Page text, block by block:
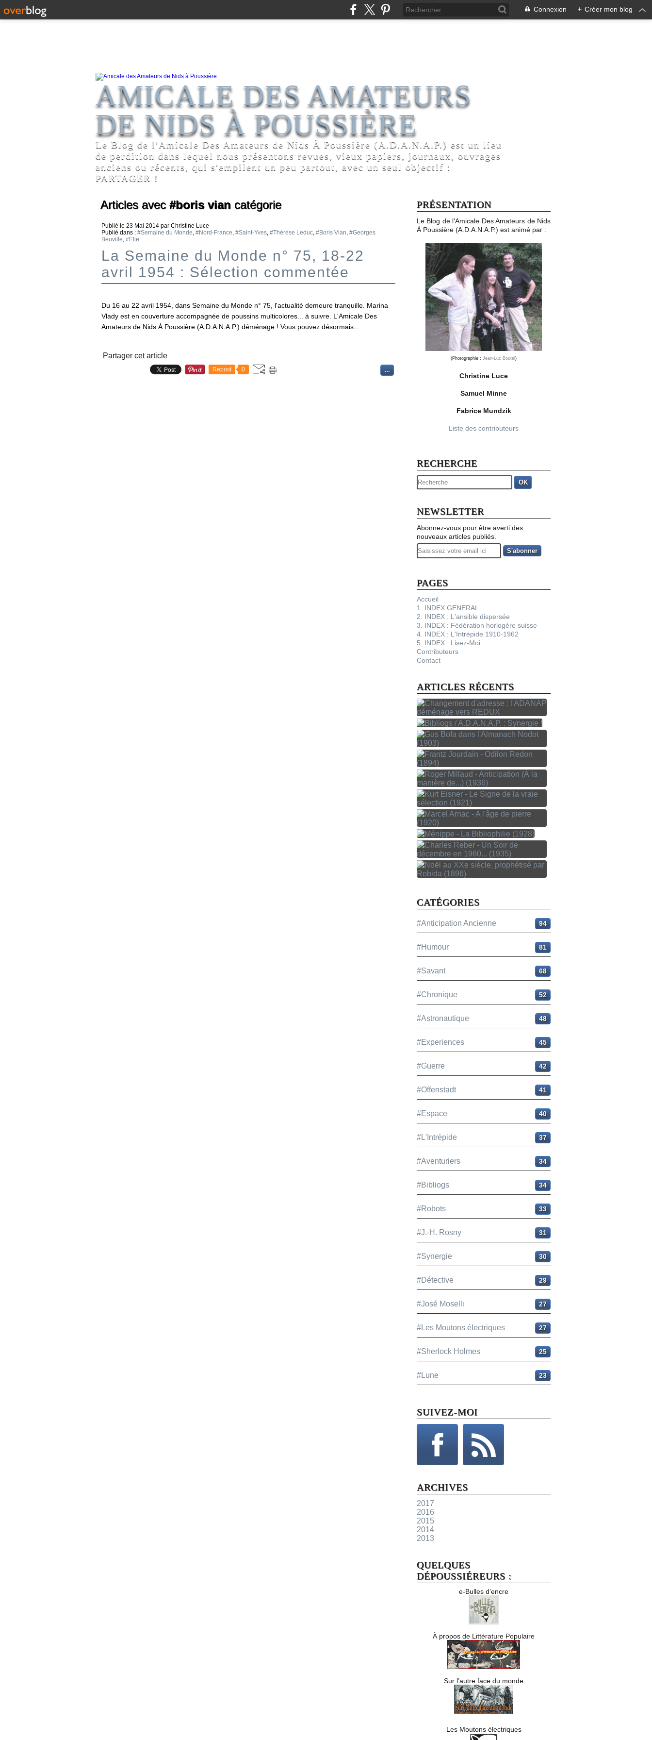
Connexion + Créer mon blog
AMICALE DES AMATEURS
DE NIDS À POUSSIÈRE
Le Blog de l'Amicale Des Amateurs de Nids À Poussière (A.D.A.N.A.P.) est un lieu
de perdition dans lequel nous présentons revues, vieux papiers, journaux, ouvrages
anciens ou récents, qui s'empilent un peu partout, avec un seul objectif :
PARTAGER !
Articles avec #boris vian catégorie
Publié le 23 Mai 2014 par Christine Luce
Publié dans : #Semaine du Monde, #Nord-France, #Saint-Yves, #Thérèse Leduc, #Boris Vian, #Georges
Beuville, #Elie
La Semaine du Monde n° 75, 18-22
avril 1954 : Sélection commentée
Du 16 au 22 avril 1954, dans Semaine du Monde n° 75, l'actualité demeure tranquille. Marina
Vlady est en couverture accompagnée de poussins multicolores... à suivre. L'Amicale Des
Amateurs de Nids À Poussière (A.D.A.N.A.P.) déménage ! Vous pouvez désormais...
Partager cet article
Repost 0 …
PRÉSENTATION
Le Blog de l'Amicale Des Amateurs de Nids
À Poussière (A.D.A.N.A.P.) est animé par :
(Photographie : Jean-Luc Boutel )
Christine Luce
Samuel Minne
Fabrice Mundzik
Liste des contributeurs
RECHERCHE
OK
NEWSLETTER
Abonnez-vous pour être averti des
nouveaux articles publiés.
Email
PAGES
Accueil
1. INDEX GENERAL
2. INDEX : L'ansible dispersée
3. INDEX : Fédération horlogère suisse
4. INDEX : L'Intrépide 1910-1962
5. INDEX : Lisez-Moi
Contributeurs
Contact
ARTICLES RÉCENTS
CATÉGORIES
#Anticipation Ancienne 94
#Humour 81
#Savant 68
#Chronique 52
#Astronautique 48
#Experiences 45
#Guerre 42
#Offenstadt 41
#Espace 40
#L'Intrépide 37
#Aventuriers 34
#Bibliogs 34
#Robots 33
#J.-H. Rosny 31
#Synergie 30
#Détective 29
#José Moselli 27
#Les Moutons électriques 27
#Sherlock Holmes 25
#Lune 23
SUIVEZ-MOI
ARCHIVES
2017
2016
2015
2014
2013
QUELQUES
DÉPOUSSIÉREURS :
e-Bulles d’encre
À propos de Littérature Populaire
Sur l’autre face du monde
Les Moutons électriques